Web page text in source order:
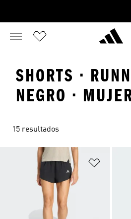
SHORTS ·
NEGRO ·
15 resultados
Añadir